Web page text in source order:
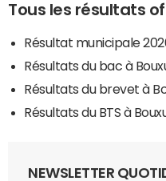
Tous les résultats
Résultat municipale
Résultats du bac à
Résultats du brevet à
Résultats du BTS à
NEWSLETTER